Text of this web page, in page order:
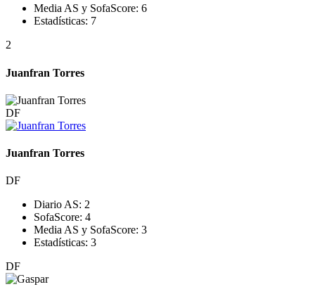
Media AS y SofaScore: 6
Estadísticas: 7
2
Juanfran Torres
DF
Juanfran Torres
DF
Diario AS: 2
SofaScore: 4
Media AS y SofaScore: 3
Estadísticas: 3
DF